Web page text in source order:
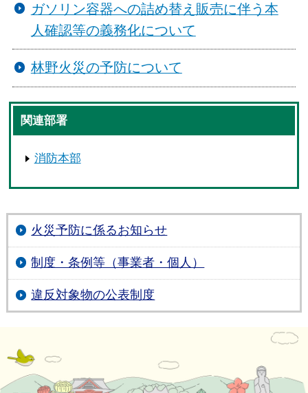
ガソリン容器への詰め替え販売に伴う本
人確認等の義務化について
林野火災の予防について
関連部署
消防本部
火災予防に係るお知らせ
制度・条例等（事業者・個人）
違反対象物の公表制度